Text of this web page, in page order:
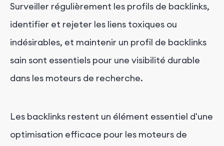
Surveiller régulièrement les profils de backlinks,
identifier et rejeter les liens toxiques ou
indésirables, et maintenir un profil de backlinks
sain sont essentiels pour une visibilité durable
dans les moteurs de recherche.
Les backlinks restent un élément essentiel d'une
optimisation efficace pour les moteurs de